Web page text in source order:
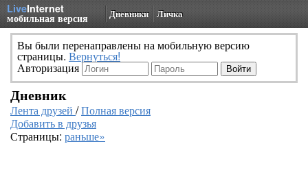
LiveInternet
мобильная версия Дневники Личка
Вы были перенаправлены на мобильную версию
страницы. Вернуться!
Авторизация
Дневник
Лента друзей /Полная версия
Добавить в друзья
Страницы: раньше»